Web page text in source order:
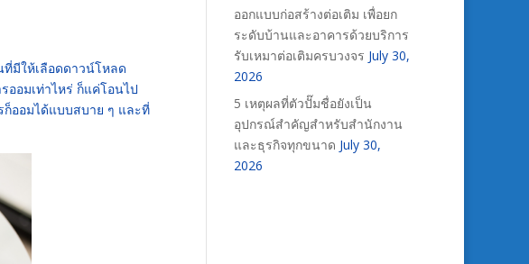
ที่มีให้เลือดดาวน์โหลด
ออมเท่าไหร่ ก็แค่โอนไป
ออมได้แบบสบาย ๆ และที่
ออกแบบก่อสร้างต่อเติม เพื่อยก
ระดับบ้านและอาคารด้วยบริการ
รับเหมาต่อเติมครบวงจร July 30,
2026
5 เหตุผลที่ตัวปั๊มชื่อยังเป็น
อุปกรณ์สำคัญสำหรับสำนักงาน
และธุรกิจทุกขนาด July 30,
2026